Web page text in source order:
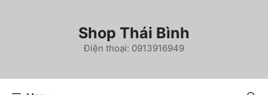
Shop Thái Bình
Điện thoại: 0913916949